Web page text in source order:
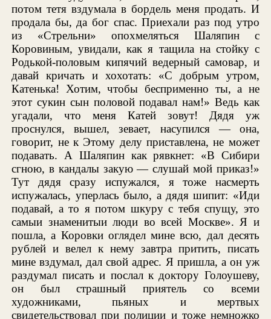
потом тетя вздумала в бордель меня продать. И
продала бы, да бог спас. Приехали раз под утро
из «Стрельни» опохмеляться Шаляпин с
Коровиным, увидали, как я тащила на стойку с
Родькой-половым кипячий ведерный самовар, и
давай кричать и хохотать: «С добрым утром,
Катенька! Хотим, чтобы бесприменно ты, а не
этот сукин сын половой подавал нам!» Ведь как
угадали, что меня Катей зовут! Дядя уж
проснулся, вышел, зевает, насупился — она,
говорит, не к Этому делу приставлена, не может
подавать. А Шаляпин как рявкнет: «В Сибири
сгною, в кандалы закую — слушай мой приказ!»
Тут дядя сразу испужался, я тоже насмерть
испужалась, уперлась было, а дядя шипит: «Иди
подавай, а то я потом шкуру с тебя спущу, это
самыи знаменитыи люди во всей Москве». Я и
пошла, а Коровки оглядел мине всю, дал десять
рублей и велел к нему завтра притить, писать
мине вздумал, дал свой адрес. Я пришла, а он уж
раздумал писать и послал к доктору Голоушеву,
он был страшный приятель со всеми
художниками, пьяных и мертвых
свидетельствовал при полиции и тоже немножко